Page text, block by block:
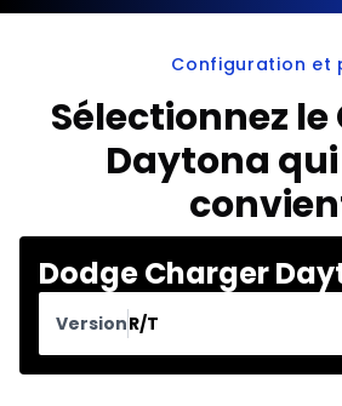
Configuration et
Sélectionnez
Daytona
Dodge Charger
VersionR/T